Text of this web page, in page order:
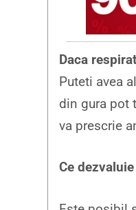
Daca
Puteti avea
din gura pot
va prescrie
Ce